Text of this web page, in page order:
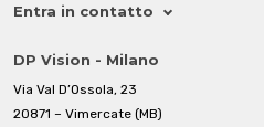
Entra in contatto
DP Vision - Milano
Via Val D’Ossola, 23
20871 – Vimercate (MB)